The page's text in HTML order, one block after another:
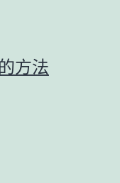
方法